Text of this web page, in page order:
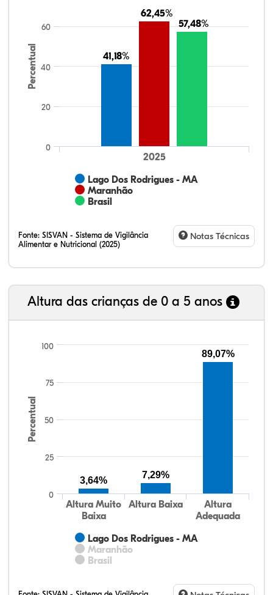
Percentual 41,18%
41,18%
62,45%
62,45%
57,48%
57,48%
Lago Dos Rodrigues - MA
Maranhão
Brasil
2025
0
20
40
60
Fonte: SISVAN - Sistema de Vigilância
Alimentar e Nutricional (2025)
Notas Técnicas
Altura das crianças de 0 a 5 anos
Percentual
Lago Dos Rodrigues - MA
Maranhão
Brasil
Altura Muito
Baixa
Altura Baixa
Altura
Adequada
0
25
50
75
100
3,64%
7,29%
89,07%